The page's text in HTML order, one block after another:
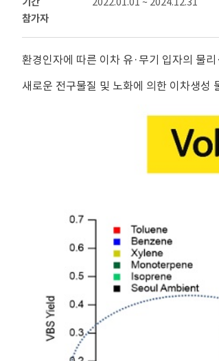
참가자
환경인자에 따른 이차 유·무기 입자의 물
새로운 전구물질 및 노화에 의한 이차생성